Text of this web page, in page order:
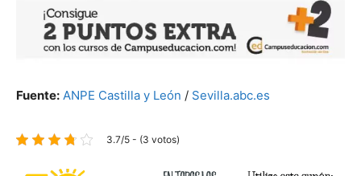
Fuente: ANPE Castilla y León / Sevilla.abc.es
3.7/5 - (3 votos)